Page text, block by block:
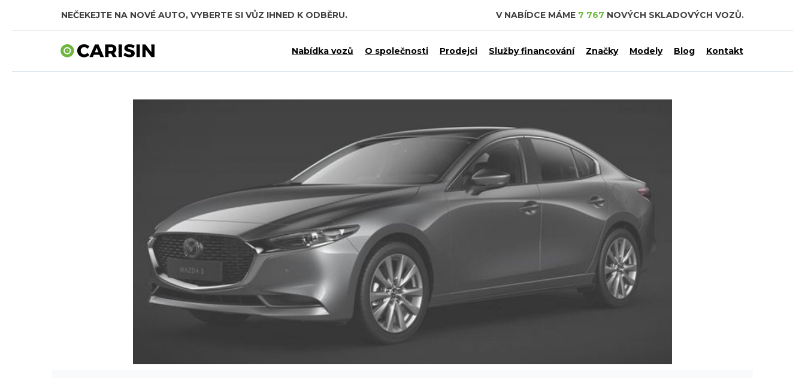
NEČEKEJTE NA NOVÉ AUTO, VYBERTE SI VŮZ IHNED K ODBĚRU. V NABÍDCE MÁME 7 767 NOVÝCH SKLADOVÝCH VOZŮ.
Nabídka vozů O společnosti Prodejci Služby financování Značky Modely Blog Kontakt